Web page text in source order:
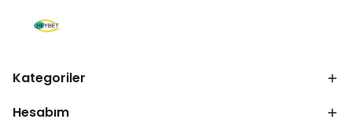
Kategoriler
Hesabım